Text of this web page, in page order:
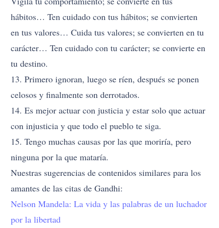
hábitos… Ten cuidado con tus hábitos; se convierten
en tus valores… Cuida tus valores; se convierten en tu
carácter… Ten cuidado con tu carácter; se convierte en
tu destino.
13. Primero ignoran, luego se ríen, después se ponen
celosos y finalmente son derrotados.
14. Es mejor actuar con justicia y estar solo que actuar
con injusticia y que todo el pueblo te siga.
15. Tengo muchas causas por las que moriría, pero
ninguna por la que mataría.
Nuestras sugerencias de contenidos similares para los
amantes de las citas de Gandhi:
Nelson Mandela: La vida y las palabras de un luchador
por la libertad